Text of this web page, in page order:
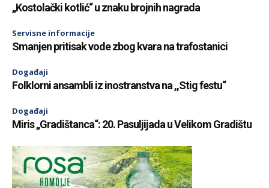
„Kostolački kotlić“ u znaku brojnih nagrada
Servisne informacije
Smanjen pritisak vode zbog kvara na trafostanici
Događaji
Folklorni ansambli iz inostranstva na ,,Stig festu“
Događaji
Miris „Gradištanca“: 20. Pasuljijada u Velikom Gradištu